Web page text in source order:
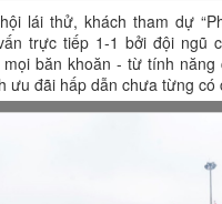
lái thử, khách tham dự
trực tiếp 1-1 bởi đội ngũ
băn khoăn - từ tính
ưu đãi hấp dẫn chưa từng có